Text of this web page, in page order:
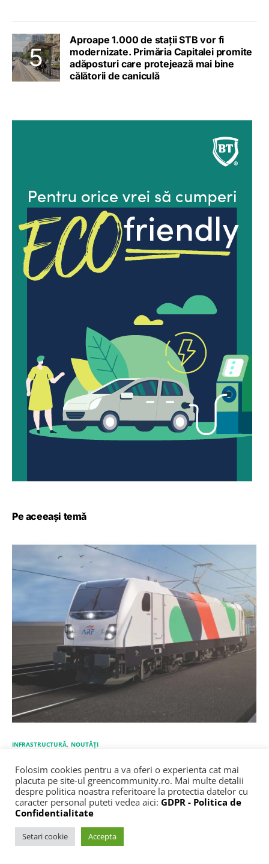
Aproape 1.000 de stații STB vor fi
modernizate. Primăria Capitalei promite
adăposturi care protejează mai bine
călătorii de caniculă
Pe aceeași temă
INFRASTRUCTURĂ NOUTĂȚI
România cumpără încă 23 de locomotive
electrice noi cu bani europeni. ARF a lansat
licitația
Autoritatea pentru Reformă Feroviară (ARF) a lansat o licitație
pentru achiziția a 23 de locomotive electrice moderne, ce…
Folosim cookies pentru a va oferi o experienta cat mai
placuta pe site-ul greencommunity.ro. Mai multe detalii
despre politica noastra referitoare la protectia datelor cu
caracter personal puteti vedea aici: GDPR - Politica de
Confidentialitate
Setari cookie Accepta